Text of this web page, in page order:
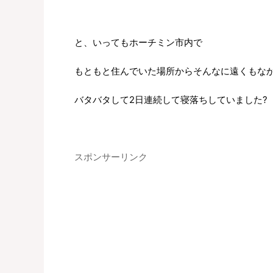
と、いってもホーチミン市内で
もともと住んでいた場所からそんなに遠くもな
バタバタして2日連続して寝落ちしていました?
スポンサーリンク